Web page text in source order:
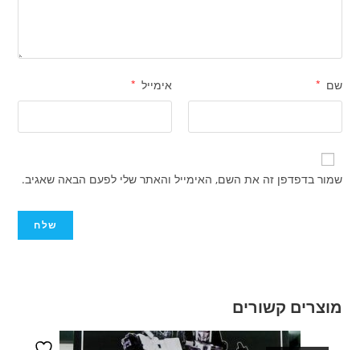
שם * אימייל *
שמור בדפדפן זה את השם, האימייל והאתר שלי לפעם הבאה שאגיב.
מוצרים קשורים